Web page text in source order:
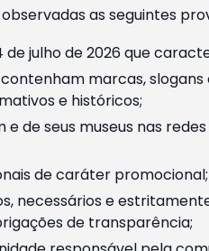
as seguintes
julho de 2026 que
marcas,
e históricos;
de seus museus nas
de caráter promocional;
necessários e
de transparência;